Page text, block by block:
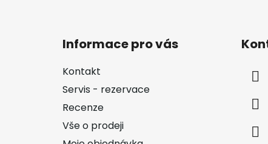
Informace pro vás
Kontakt
Servis - rezervace
Recenze
Vše o prodeji